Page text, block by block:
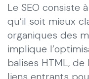
Le SEO consiste
qu’il soit mieux
organiques des
implique
balises HTML,
liens entrants